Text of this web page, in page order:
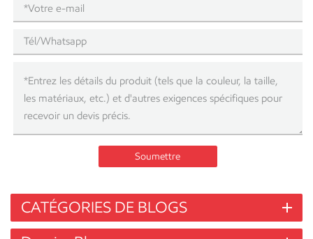
peut vous aider à choisir celui qui convient à votre projet, garantissant
ainsi que votre construction est solide et sûre. Types de coffrage
en aluminium Coffrage en plastique Coffrage en tissu Coffrage en
fibre de verre Coffrage composite Coffrage réutilisable Coffrage qui
reste en place Coffrage en bois Le coffrage en bois est le type de
coffrage le plus traditionnel et est encore largement utilisé dans les
projets de construction aujourd'hui. Il est fabriqué à partir de
planches ou de planches de bois clouées ensemble pour créer un
peuvent être coupés sur mesure sur place, ce qui en fait un choix
populaire pour les petits projets. Coffrage en contreplaqué Les
coffrages en contreplaqué sont similaires aux coffrages en bois, mais
Soumettre
CATÉGORIES DE BLOGS